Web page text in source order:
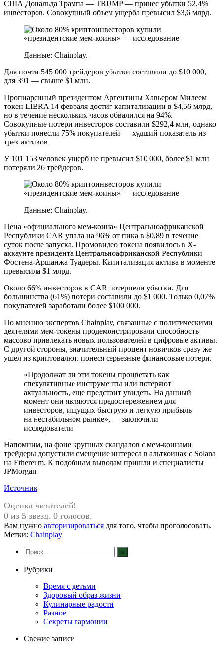
США Дональда Трампа — TRUMP — принес убытки 52,4%
инвесторов. Совокупный объем ущерба превысил $3,6 млрд.
Данные: Chainplay.
Для почти 545 000 трейдеров убытки составили до $10 000,
для 391 — свыше $1 млн.
Пропиаренный президентом Аргентины Хавьером Милеем
токен LIBRA 14 февраля достиг капитализации в $4,56 млрд,
но в течение нескольких часов обвалился на 94%.
Совокупные потери инвесторов составили $292,4 млн, однако
убытки понесли 75% покупателей — худший показатель из
трех активов.
У 101 153 человек ущерб не превысил $10 000, более $1 млн
потеряли 26 трейдеров.
Данные: Chainplay.
Цена «официального мем-коина» Центральноафриканской
Республики CAR упала на 96% от пика в $0,89 в течение
суток после запуска. Промовидео токена появилось в X-
аккаунте президента Центральноафриканской Республики
Фостена-Аршанжа Туадеры. Капитализация актива в моменте
превысила $1 млрд.
Около 66% инвесторов в CAR потерпели убытки. Для
большинства (61%) потери составили до $1 000. Только 0,07%
покупателей заработали более $100 000.
По мнению экспертов Chainplay, связанные с политическими
деятелями мем-токены продемонстрировали способность
массово привлекать новых пользователей в цифровые активы.
С другой стороны, значительный процент новичков сразу же
ушел из криптовалют, понеся серьезные финансовые потери.
«Продолжат ли эти токены процветать как
спекулятивные инструменты или потеряют
актуальность, еще предстоит увидеть. На данный
момент они являются предостережением для
инвесторов, ищущих быструю и легкую прибыль
на нестабильном рынке», — заключили
исследователи.
Напомним, на фоне крупных скандалов с мем-коинами
трейдеры допустили смещение интереса в альткоинах с Solana
на Ethereum. К подобным выводам пришли и специалисты
JPMorgan.
Источник
Оценка читателей!
0 из 5 звезд. 0 голосов.
Вам нужно авторизироваться для того, чтобы проголосовать.
Метки: Chainplay
Рубрики
Время с детьми
Здоровый образ жизни
Кулинарные радости
Разное
Секреты гармонии
Свежие записи